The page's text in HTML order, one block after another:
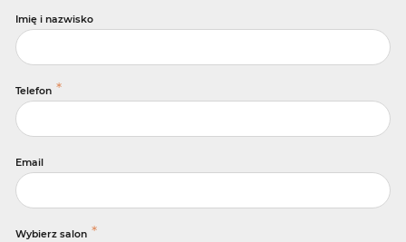
Imię i nazwisko
Telefon *
Email
Wybierz salon *